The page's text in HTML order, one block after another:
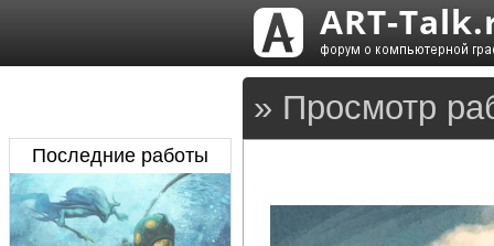
» Просмотр
Последние работы